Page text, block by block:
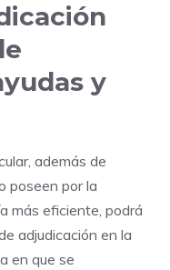
y
además de
poseen por la
más eficiente, podrá
adjudicación en la
en que se